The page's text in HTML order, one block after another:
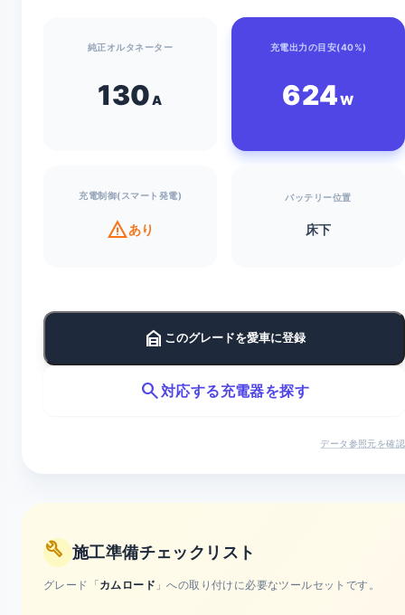
純正オルタネーター
130A
充電出力の目安(40%)
624W
充電制御(スマート発電)
warningあり
バッテリー位置
床下
garage_home このグレードを愛車に登録
search対応する充電器を探す
データ参照元を確認
build 施工準備チェックリスト
グレード「カムロード 」への取り付けに必要なツールセットです。